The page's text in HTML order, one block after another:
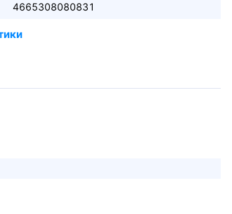
4665308080831